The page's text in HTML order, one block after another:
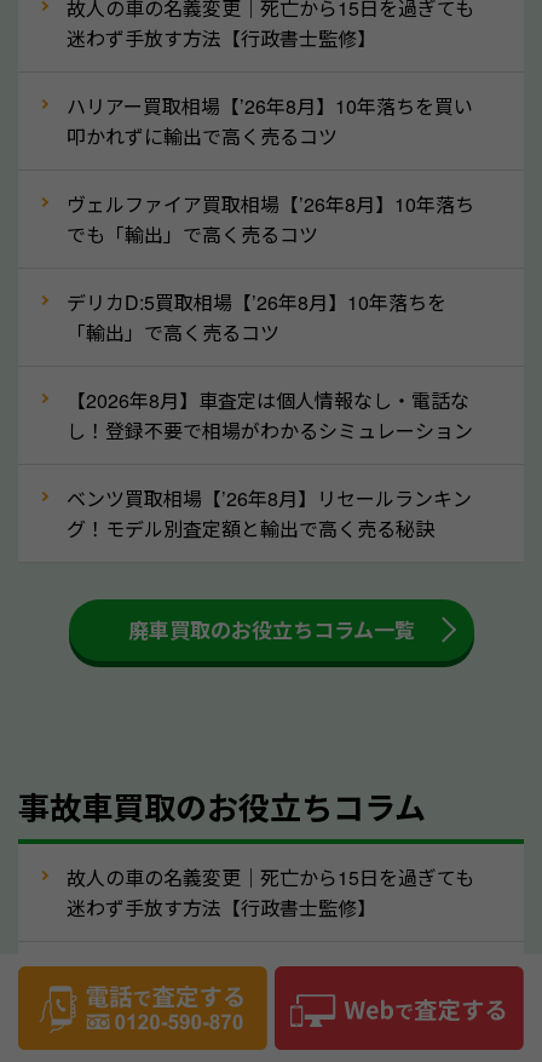
産車は高く買取が可能です。「廃車＝買取できない」
なら廃車の車も適正価格で買取できます。他社で買取
拒否となった車も価格がつく可能性があるので、諦め
でも高価買取が可能なケースは珍しくないため、まず
はWebで簡単にできる無料査定をお試しください。
実績」で確認できます。
⑤車内の簡単な清掃で買取価格アップも！
しばらく乗っていない車は、車内のシートや座席の下
が汚れていることも多いです。シミや汚れが付着して
す。車内の汚れは簡単な清掃だけで取り除けることも
多いため、査定前にチェックして、清掃をしておくの
大きな汚れがない限り必要はありません。査定に影響
するケースは少ないため、そのままお持ちいただいて
あるため、まずは愛媛県のソコカラへ車の状態につい
てお気軽にご相談ください。
⑥車の需要が高まるタイミングで売るのも
高価買取のポイント！
買取依頼をするのもポイントです。車にも需要の高い
時期と低い時期があり、低い時期だと査定金額が抑え
故人の車の名義変更｜死亡から15日を過ぎても
迷わず手放す方法【行政書士監修】
ハリアー買取相場【’26年8月】10年落ちを買い
叩かれずに輸出で高く売るコツ
ヴェルファイア買取相場【’26年8月】10年落ち
でも「輸出」で高く売るコツ
デリカD:5買取相場【’26年8月】10年落ちを
「輸出」で高く売るコツ
【2026年8月】車査定は個人情報なし・電話な
し！登録不要で相場がわかるシミュレーション
ベンツ買取相場【’26年8月】リセールランキン
グ！モデル別査定額と輸出で高く売る秘訣
廃車買取のお役立ちコラム一覧
事故車買取のお役立ちコラム
故人の車の名義変更｜死亡から15日を過ぎても
迷わず手放す方法【行政書士監修】
ハリアー買取相場【’26年8月】10年落ちを買い
叩かれずに輸出で高く売るコツ